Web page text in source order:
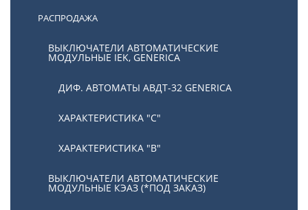
РАСПРОДАЖА
ВЫКЛЮЧАТЕЛИ АВТОМАТИЧЕСКИЕ
МОДУЛЬНЫЕ IEK, GENERICA
ДИФ. АВТОМАТЫ АВДТ-32 GENERICA
ХАРАКТЕРИСТИКА "С"
ХАРАКТЕРИСТИКА "В"
ВЫКЛЮЧАТЕЛИ АВТОМАТИЧЕСКИЕ
МОДУЛЬНЫЕ КЭАЗ (*ПОД ЗАКАЗ)